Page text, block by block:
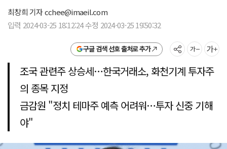
최창희 기자cchee@imaeil.com
입력 2024-03-25 18:12:24 수정 2024-03-25 19:50:32
구글 검색 선호 출처로 추가
조국 관련주 상승세…한국거래소, 화천기계 투자주
의 종목 지정
금감원 "정치 테마주 예측 어려워…투자 신중 기해
야"